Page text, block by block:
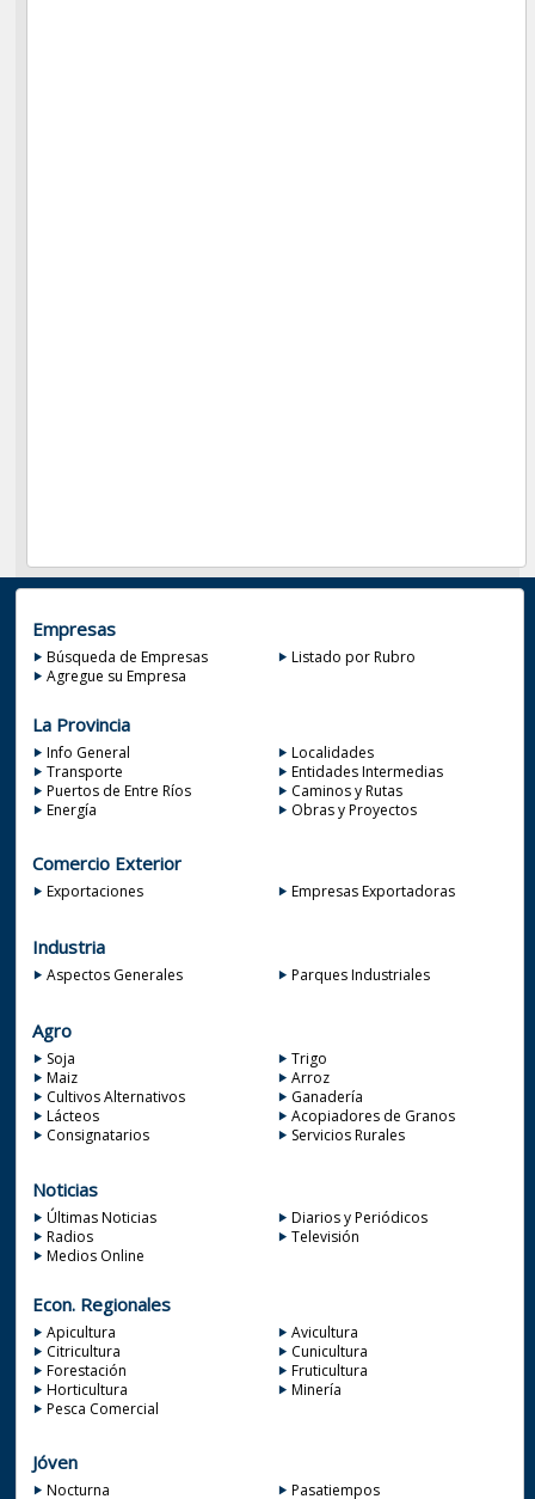
Empresas
Búsqueda de Empresas
Listado por Rubro
Agregue su Empresa
La Provincia
Info General
Localidades
Transporte
Entidades Intermedias
Puertos de Entre Ríos
Caminos y Rutas
Energía
Obras y Proyectos
Comercio Exterior
Exportaciones Empresas Exportadoras
Industria
Aspectos Generales Parques Industriales
Agro
Soja
Trigo
Maiz
Arroz
Cultivos Alternativos
Ganadería
Lácteos
Acopiadores de Granos
Consignatarios
Servicios Rurales
Noticias
Últimas Noticias
Diarios y Periódicos
Radios
Televisión
Medios Online
Econ. Regionales
Apicultura
Avicultura
Citricultura
Cunicultura
Forestación
Fruticultura
Horticultura
Minería
Pesca Comercial
Jóven
Nocturna Pasatiempos